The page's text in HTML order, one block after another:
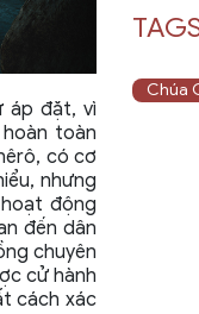
áp đặt, vì
toàn
có cơ
nhưng
động
đến dân
chuyên
cử hành
cách xác
Chúa